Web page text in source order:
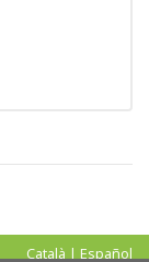
Català | Español